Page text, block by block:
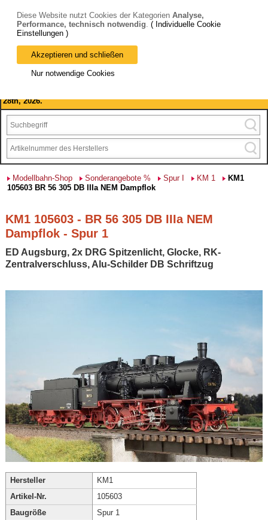
Bitte beachten Sie: wir machen Betriebsferien, vom 03. bis 28.
August 2026 haben wir geschlossen.
28th, 2026.
Modellbahn-Shop Sonderangebote % Spur I KM 1
KM1
105603 BR 56 305 DB IIIa NEM Dampflok
KM1 105603 - BR 56 305 DB IIIa NEM
Dampflok - Spur 1
ED Augsburg, 2x DRG Spitzenlicht, Glocke, RK-
Zentralverschluss, Alu-Schilder DB Schriftzug
Hersteller
KM1
Artikel-Nr.
105603
Baugröße
Spur 1
Diese Website nutzt Cookies der Kategorien Analyse,
Performance, technisch notwendig. ( Individuelle Cookie
Einstellungen )
Akzeptieren und schließen
Nur notwendige Cookies